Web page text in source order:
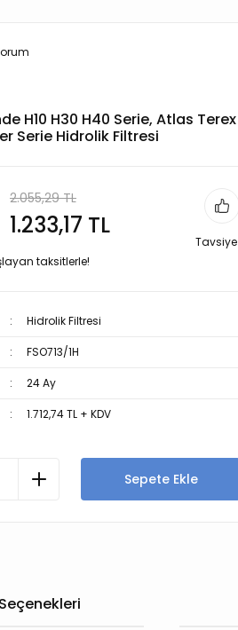
H10 H30 H40 Serie, Atlas
Serie Hidrolik Filtresi
2.055,29 TL
1.233,17 TL
taksitlerle!
Tavsiye
Hidrolik Filtresi
FSO713/1H
24 Ay
1.712,74 TL + KDV
Sepete Ekle